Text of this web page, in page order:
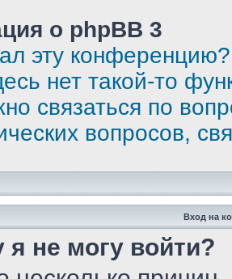
о phpBB 3
эту конференцию?
нет такой-то
связаться по
вопросов,
Вход на
я не могу войти?